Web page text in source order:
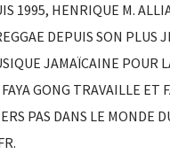
1995, HENRIQUE M.
DEPUIS SON PLUS
JAMAÏCAINE POUR
GONG TRAVAILLE ET
PAS DANS LE MONDE